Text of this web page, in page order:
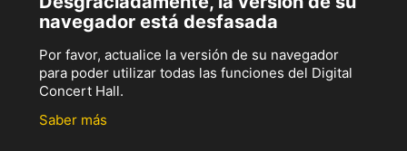
navegador está desfasada
Por favor, actualice la versión de su navegador
para poder utilizar todas las funciones del Digital
Concert Hall.
Saber más